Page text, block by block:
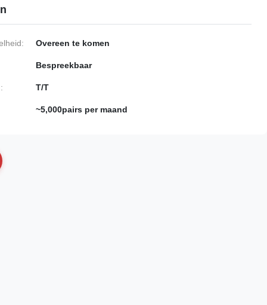
Overeen te komen
Bespreekbaar
T/T
~5,000pairs per maand